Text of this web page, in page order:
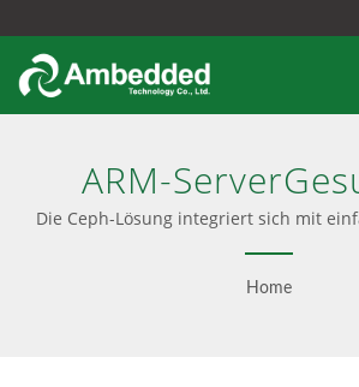
ARM-
Hochleistungs-
HPC & Cloud -
Die Ceph-Lösung integriert sich mit
vorkonfigurierter Software
benutzerfreundlichen UI. Bietet auch
Home